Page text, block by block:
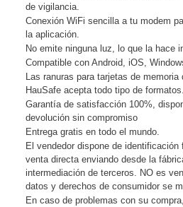
de vigilancia.
Conexión WiFi sencilla a tu modem
la aplicación.
No emite ninguna luz, lo que la hace
Compatible con Android, iOS,
Las ranuras para tarjetas de
HauSafe acepta todo tipo de formatos.
Garantía de satisfacción 100%,
devolución sin compromiso
Entrega gratis en todo el mundo.
El vendedor dispone de
venta directa enviando desde la
intermediación de terceros. NO es
datos y derechos de consumidor se
En caso de problemas con su